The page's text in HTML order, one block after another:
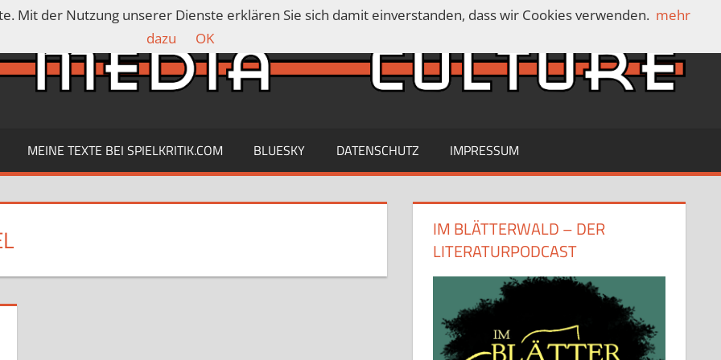
MEINE TEXTE BEI SPIELKRITIK.COM BLUESKY DATENSCHUTZ IMPRESSUM
IM BLÄTTERWALD – DER
LITERATURPODCAST
Mit der Nutzung unserer Dienste erklären Sie sich damit einverstanden, dass wir Cookies verwenden. mehr
dazu
OK